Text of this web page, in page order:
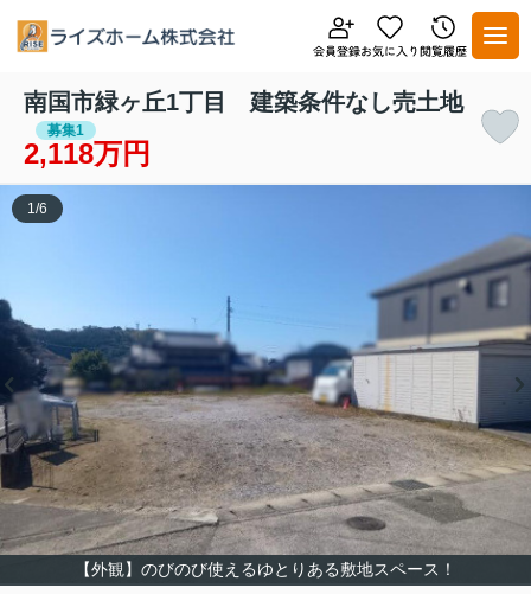
南国市緑ヶ丘1丁目 建築条件なし売土地
募集1
2,118万円
【外観】のびのび使えるゆとりある敷地スペース！
1/6